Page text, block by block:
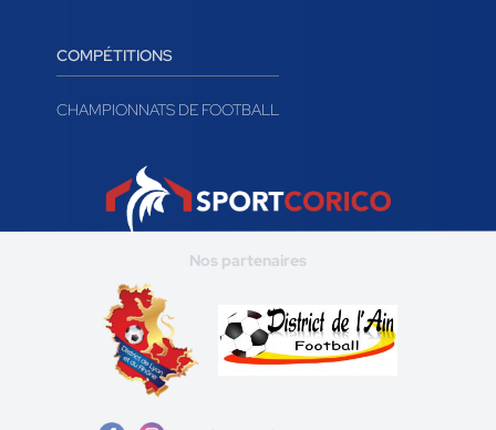
COMPÉTITIONS
CHAMPIONNATS DE FOOTBALL
Nos partenaires